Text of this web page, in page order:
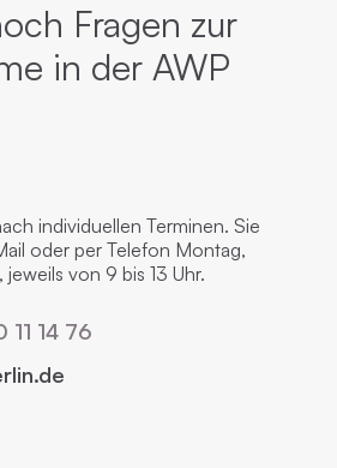
Fragen zur
in der AWP
individuellen Terminen. Sie
oder per Telefon Montag,
von 9 bis 13 Uhr.
14 76